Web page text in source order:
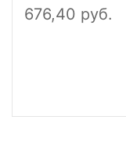
676,40 руб.